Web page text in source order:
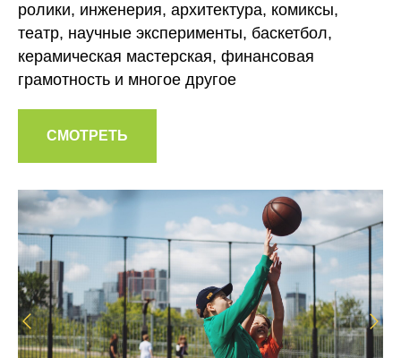
ролики, инженерия, архитектура, комиксы,
театр, научные эксперименты, баскетбол,
керамическая мастерская, финансовая
грамотность и многое другое
СМОТРЕТЬ